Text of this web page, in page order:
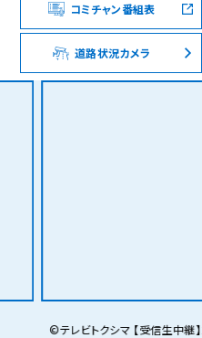
法人のお客様
コミチャン番組表
道路状況カメラ
©テレビトクシマ 【受信生中継